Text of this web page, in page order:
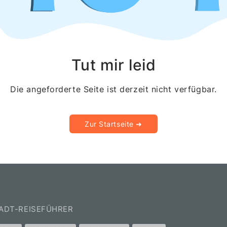
Essen
Bremen
Hannover
Duisburg
Bonn
Tut mir leid
Die angeforderte Seite ist derzeit nicht verfügbar.
Zur Startseite ➜
REISEFÜHRER